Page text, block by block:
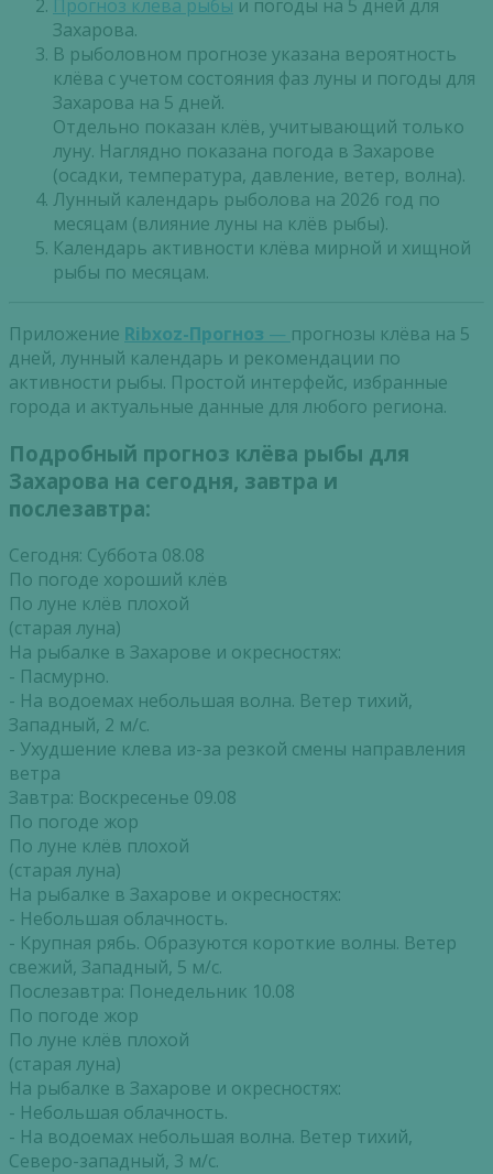
Прогноз клева рыбы и погоды на 5 дней для
Захарова.
В рыболовном прогнозе указана вероятность
клёва с учетом состояния фаз луны и погоды для
Захарова на 5 дней.
Отдельно показан клёв, учитывающий только
луну. Наглядно показана погода в Захарове
(осадки, температура, давление, ветер, волна).
Лунный календарь рыболова на 2026 год по
месяцам (влияние луны на клёв рыбы).
Календарь активности клёва мирной и хищной
рыбы по месяцам.
Приложение Ribxoz-Прогноз — прогнозы клёва на 5
дней, лунный календарь и рекомендации по
активности рыбы. Простой интерфейс, избранные
города и актуальные данные для любого региона.
Подробный прогноз клёва рыбы для
Захарова на сегодня, завтра и
послезавтра:
Сегодня: Суббота 08.08
По погоде хороший клёв
По луне клёв плохой
(старая луна)
На рыбалке в Захарове и окресностях:
- Пасмурно.
- На водоемах небольшая волна. Ветер тихий,
Западный, 2 м/с.
- Ухудшение клева из-за резкой смены направления
ветра
Завтра: Воскресенье 09.08
По погоде жор
По луне клёв плохой
(старая луна)
На рыбалке в Захарове и окресностях:
- Небольшая облачность.
- Крупная рябь. Образуются короткие волны. Ветер
свежий, Западный, 5 м/с.
Послезавтра: Понедельник 10.08
По погоде жор
По луне клёв плохой
(старая луна)
На рыбалке в Захарове и окресностях:
- Небольшая облачность.
- На водоемах небольшая волна. Ветер тихий,
Северо-западный, 3 м/с.